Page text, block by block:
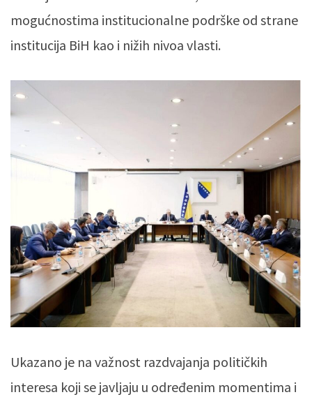
mogućnostima institucionalne podrške od strane
institucija BiH kao i nižih nivoa vlasti.
Ukazano je na važnost razdvajanja političkih
interesa koji se javljaju u određenim momentima i